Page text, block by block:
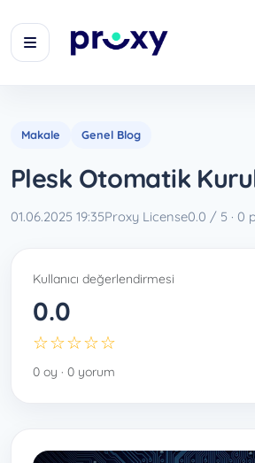
Makale Genel Blog
Plesk Otomatik
01.06.2025 19:35Proxy License0.0 / 5 · 0
Kullanıcı değerlendirmesi
0.0
☆☆☆☆☆
0 oy · 0 yorum